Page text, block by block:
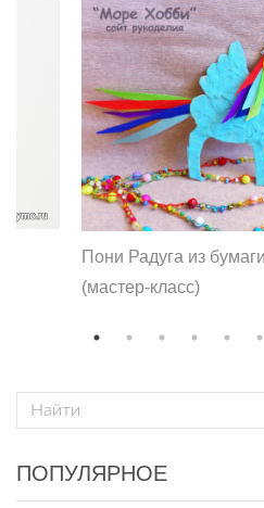
Пони Радуга из
(мастер-класс)
ПОПУЛЯРНОЕ